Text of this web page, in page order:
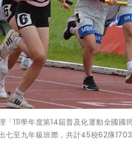
111學年度第14屆普及化運動全國
七至九年級班際，共計45校62隊